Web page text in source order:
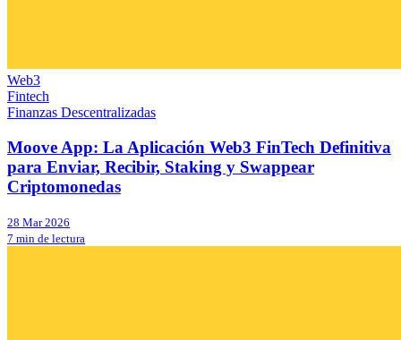
Web3
Fintech
Finanzas Descentralizadas
Moove App: La Aplicación Web3 FinTech Definitiva
para Enviar, Recibir, Staking y Swappear
Criptomonedas
28 Mar 2026
7 min de lectura